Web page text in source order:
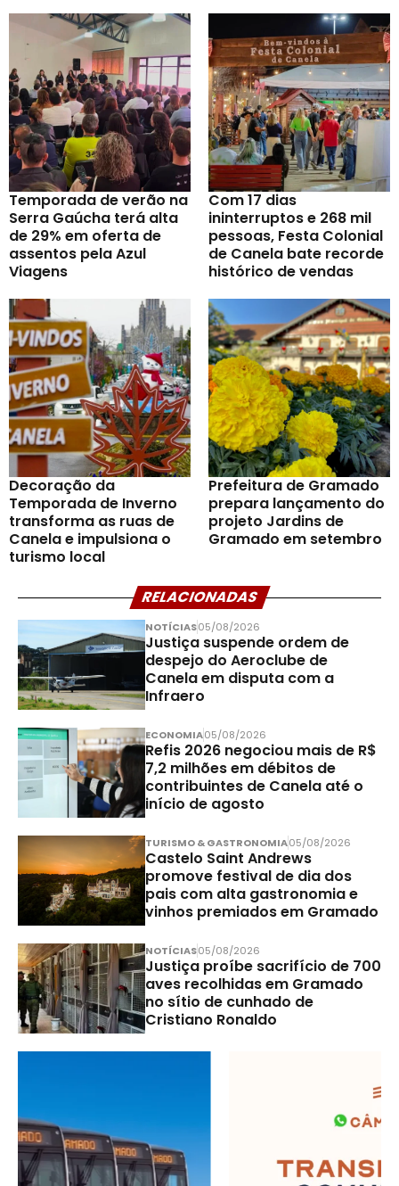
Temporada de verão na
Serra Gaúcha terá alta
de 29% em oferta de
assentos pela Azul
Viagens
Com 17 dias
ininterruptos e 268 mil
pessoas, Festa Colonial
de Canela bate recorde
histórico de vendas
Decoração da
Temporada de Inverno
transforma as ruas de
Canela e impulsiona o
turismo local
Prefeitura de Gramado
prepara lançamento do
projeto Jardins de
Gramado em setembro
RELACIONADAS
NOTÍCIAS05/08/2026
Justiça suspende ordem de
despejo do Aeroclube de
Canela em disputa com a
Infraero
ECONOMIA05/08/2026
Refis 2026 negociou mais de R$
7,2 milhões em débitos de
contribuintes de Canela até o
início de agosto
TURISMO & GASTRONOMIA05/08/2026
Castelo Saint Andrews
promove festival de dia dos
pais com alta gastronomia e
vinhos premiados em Gramado
NOTÍCIAS05/08/2026
Justiça proíbe sacrifício de 700
aves recolhidas em Gramado
no sítio de cunhado de
Cristiano Ronaldo